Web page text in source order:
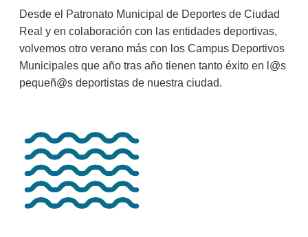
Desde el Patronato Municipal de Deportes de Ciudad
Real y en colaboración con las entidades deportivas,
volvemos otro verano más con los Campus Deportivos
Municipales que año tras año tienen tanto éxito en l@s
pequeñ@s deportistas de nuestra ciudad.